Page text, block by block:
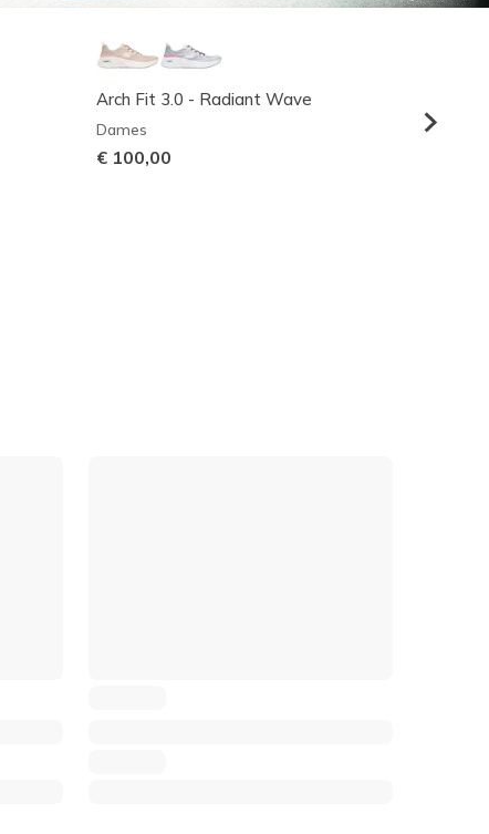
Arch Fit 3.0 - Radiant Wave
Dames
€ 100,00
Heren